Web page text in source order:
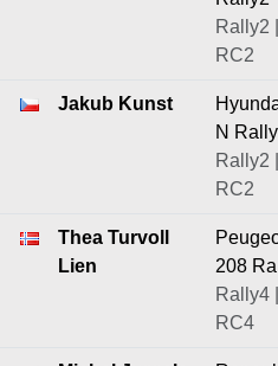
Rally2 |
RC2
Jakub Kunst
N
Rally2 |
RC2
Thea Turvoll
Lien
208
Rally4 |
RC4